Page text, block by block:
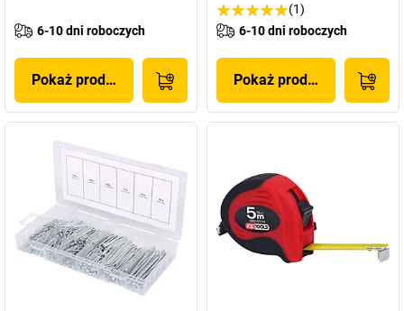
6-10 dni roboczych
Pokaż produkt
(1)
6-10 dni roboczych
Pokaż produkt